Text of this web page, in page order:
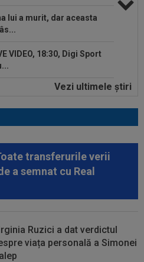
lui a murit, dar aceasta
VIDEO, 18:30, Digi Sport
”dat din casă”! Ce
idol în China! Fanii lui
fără...
dorit de Rapid a semnat în
de la Cupa Mondială
pe Ștefan Baiaram în
Vezi ultimele ştiri
transferurile verii
a semnat cu Real
Ruzici a dat verdictul
viața personală a Simonei